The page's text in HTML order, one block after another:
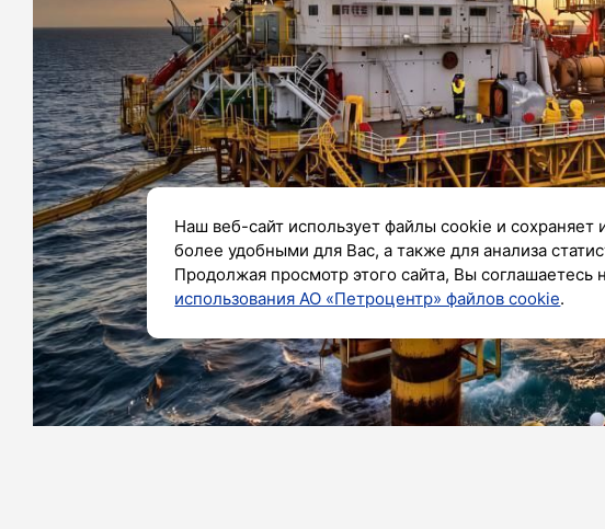
Наш веб-сайт использует файлы cookie и
более удобными для Вас, а также для анализа
Продолжая просмотр этого сайта, Вы соглашаетесь
использования АО «Петроцентр» файлов cookie.